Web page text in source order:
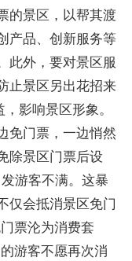
的景区，以帮其渡
产品、创新服务等
此外，要对景区服
止景区另出花招来
影响景区形象。
免门票，一边悄然
除景区门票后设
发游客不满。这暴
仅会抵消景区免门
票沦为消费套
游客不愿再次消